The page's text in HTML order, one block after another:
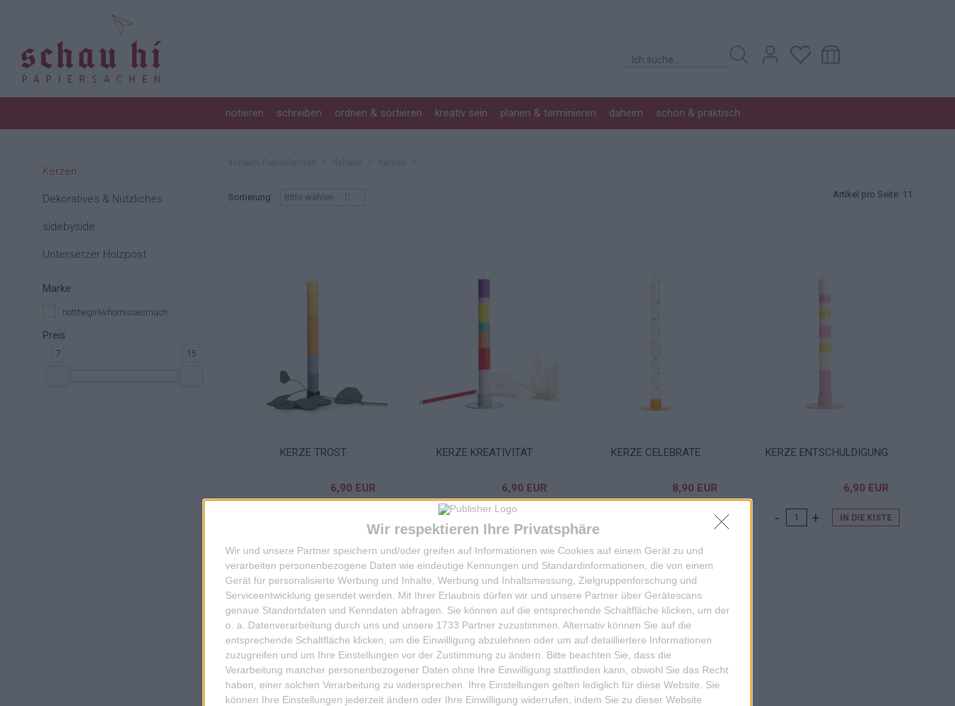
Wir respektieren Ihre Privatsphäre
Wir und unsere Partner speichern und/oder greifen auf Informationen wie Cookies auf einem Gerät zu und
verarbeiten personenbezogene Daten wie eindeutige Kennungen und Standardinformationen, die von einem
Gerät für personalisierte Werbung und Inhalte, Werbung und Inhaltsmessung, Zielgruppenforschung und
Serviceentwicklung gesendet werden.
Mit Ihrer Erlaubnis dürfen wir und unsere Partner über Gerätescans
genaue Standortdaten und Kenndaten abfragen. Sie können auf die entsprechende Schaltfläche klicken, um der
o. a. Datenverarbeitung durch uns und unsere 1733 Partner zuzustimmen. Alternativ können Sie auf die
entsprechende Schaltfläche klicken, um die Einwilligung abzulehnen oder um auf detailliertere Informationen
zuzugreifen und um Ihre Einstellungen vor der Zustimmung zu ändern.
Bitte beachten Sie, dass die
Verarbeitung mancher personenbezogener Daten ohne Ihre Einwilligung stattfinden kann, obwohl Sie das Recht
haben, einer solchen Verarbeitung zu widersprechen. Ihre Einstellungen gelten lediglich für diese Website. Sie
können Ihre Einstellungen jederzeit ändern oder Ihre Einwilligung widerrufen, indem Sie zu dieser Website
notieren schreiben ordnen & sortieren kreativ sein planen & terminieren daheim schön & praktisch
GRUSSKARTEN
NOTIZHEFT
NOTIZBUCH
FÜLLER
FOTOALBUM
BÜROZUBEHÖR
STEMPEL
ROTERFADEN TASCHENBEGLEITER
360 GRAD SACHEN
Kerzen
Dekoratives & Nützliches
sidebyside
Untersetzer Holzpost
Marke
notthegirlwhomissesmuch
Preis
7 15
Sortierung: Bitte wählen Artikel pro Seite: 11
KERZE TROST
6,90 EUR
KERZE KREATIVITÄT
6,90 EUR
KERZE CELEBRATE
8,90 EUR
KERZE ENTSCHULDIGUNG
6,90 EUR
IN DIE KISTE